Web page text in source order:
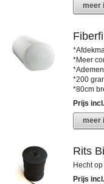
meer
*Meer
*200
*80cm
Prijs
meer
Rits
Hecht
Prijs